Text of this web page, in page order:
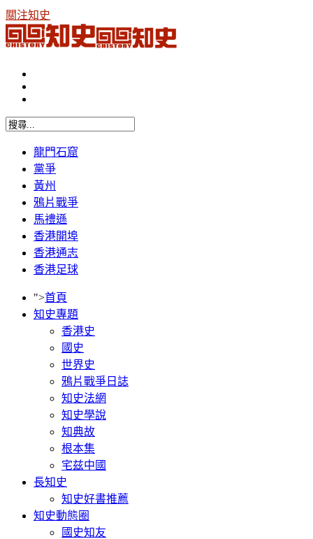
關注知史
龍門石窟
黨爭
黃州
鴉片戰爭
馬禮遜
香港開埠
香港通志
香港足球
">首頁
知史專題
香港史
國史
世界史
鴉片戰爭日誌
知史法網
知史學說
知典故
根本集
宅兹中國
長知史
知史好書推薦
知史動態圈
國史知友